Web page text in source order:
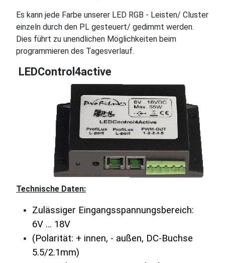
Es kann jede Farbe unserer LED RGB - Leisten/ Cluster
einzeln durch den PL gesteuert/ gedimmt werden.
Dies führt zu unendlichen Möglichkeiten beim
programmieren des Tagesverlauf.
LEDControl4active
Technische Daten:
Zulässiger Eingangsspannungsbereich:
6V … 18V
(Polarität: + innen, - außen, DC-Buchse
5.5/2.1mm)